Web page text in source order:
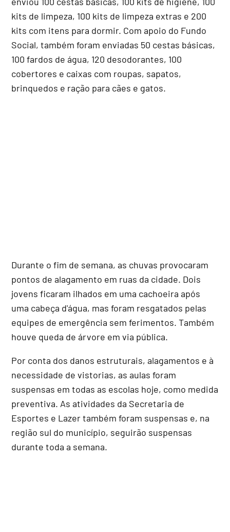
kits de limpeza, 100 kits de limpeza extras e 200
kits com itens para dormir. Com apoio do Fundo
Social, também foram enviadas 50 cestas básicas,
100 fardos de água, 120 desodorantes, 100
cobertores e caixas com roupas, sapatos,
brinquedos e ração para cães e gatos.
Durante o fim de semana, as chuvas provocaram
pontos de alagamento em ruas da cidade. Dois
jovens ficaram ilhados em uma cachoeira após
uma cabeça d'água, mas foram resgatados pelas
equipes de emergência sem ferimentos. Também
houve queda de árvore em via pública.
Por conta dos danos estruturais, alagamentos e à
necessidade de vistorias, as aulas foram
suspensas em todas as escolas hoje, como medida
preventiva. As atividades da Secretaria de
Esportes e Lazer também foram suspensas e, na
região sul do município, seguirão suspensas
durante toda a semana.